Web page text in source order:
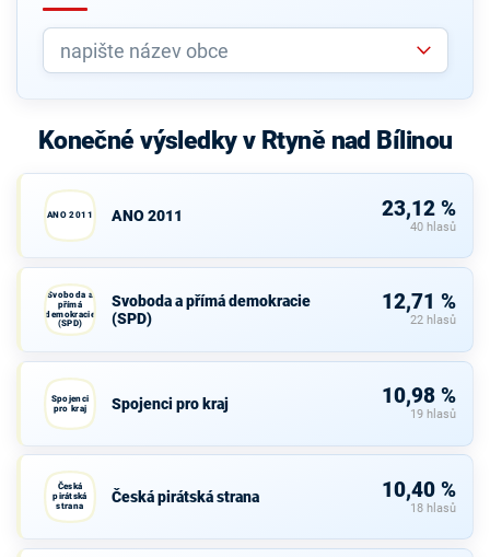
Konečné výsledky v Rtyně nad Bílinou
ANO 2011 ANO 2011 23,12 %
40 hlasů
Svoboda a
přímá
demokracie
(SPD)
Svoboda a přímá demokracie
(SPD)
12,71 %
22 hlasů
Spojenci
pro kraj
Spojenci pro kraj 10,98 %
19 hlasů
Česká
pirátská
strana
Česká pirátská strana 10,40 %
18 hlasů